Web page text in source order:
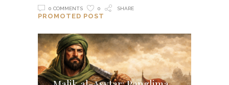
0 COMMENTS 0 SHARE
PROMOTED POST